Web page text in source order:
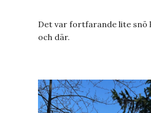
Det var fortfarande lite snö
och där.